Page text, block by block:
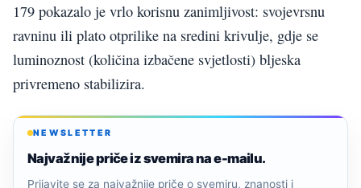
179 pokazalo je vrlo korisnu zanimljivost: svojevrsnu
ravninu ili plato otprilike na sredini krivulje, gdje se
luminoznost (količina izbačene svjetlosti) bljeska
privremeno stabilizira.
NEWSLETTER
Najvažnije priče iz svemira na e-mailu.
Prijavite se za najvažnije priče o svemiru, znanosti i